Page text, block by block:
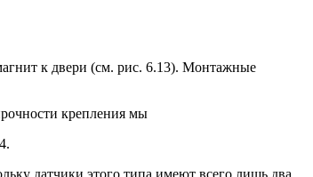
к двери (см. рис. 6.13). Монтажные
крепления мы
датчики этого типа имеют всего лишь два